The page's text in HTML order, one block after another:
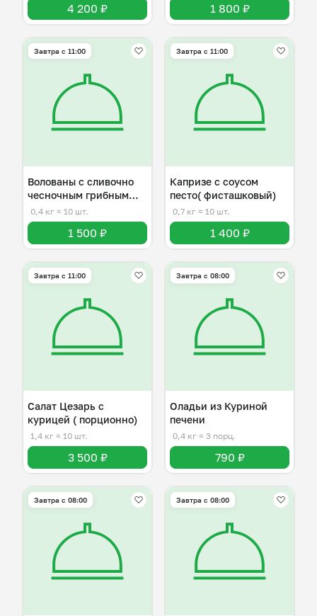
4 200 ₽ 1 800 ₽
Завтра c 11:00
Волованы с сливочно
чесночным грибным
соусом
0,4 кг ≈ 10 шт.
1 500 ₽
Завтра c 11:00
Капризе с соусом
песто( фисташковый)
0,7 кг ≈ 10 шт.
1 400 ₽
Завтра c 11:00
Салат Цезарь с
курицей ( порционно)
1,4 кг ≈ 10 шт.
3 500 ₽
Завтра c 08:00
Оладьи из Куриной
печени
0,4 кг ≈ 3 порц.
790 ₽
Завтра c 08:00 Завтра c 08:00